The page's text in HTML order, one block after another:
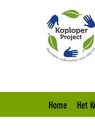
Home Het